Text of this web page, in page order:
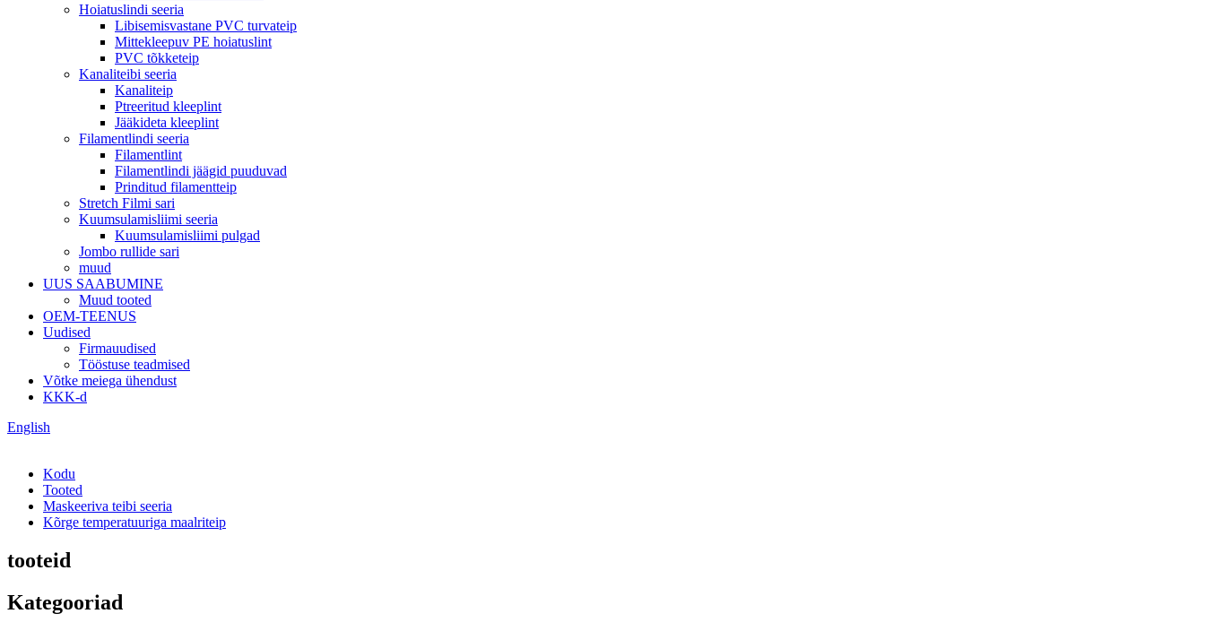
Hoiatuslindi seeria
Libisemisvastane PVC turvateip
Mittekleepuv PE hoiatuslint
PVC tõkketeip
Kanaliteibi seeria
Kanaliteip
Ptreeritud kleeplint
Jääkideta kleeplint
Filamentlindi seeria
Filamentlint
Filamentlindi jäägid puuduvad
Prinditud filamentteip
Stretch Filmi sari
Kuumsulamisliimi seeria
Kuumsulamisliimi pulgad
Jombo rullide sari
muud
UUS SAABUMINE
Muud tooted
OEM-TEENUS
Uudised
Firmauudised
Tööstuse teadmised
Võtke meiega ühendust
KKK-d
English
Kodu
Tooted
Maskeeriva teibi seeria
Kõrge temperatuuriga maalriteip
tooteid
Kategooriad